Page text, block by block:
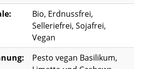
Bio, Erdnussfrei,
Selleriefrei, Sojafrei,
Vegan
Pesto vegan Basilikum,